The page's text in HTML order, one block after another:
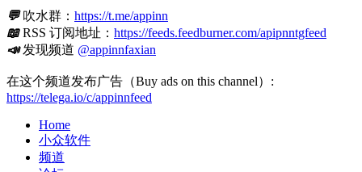
💬吹水群： https://t.me/appinn
📖RSS 订阅地址： https://feeds.feedburner.com/apipnntgfeed
📣发现频道 @appinnfaxian
在这个频道发布广告（Buy ads on this channel）:
https://telega.io/c/appinnfeed
Home
小众软件
频道